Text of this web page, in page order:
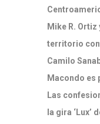
Mike R.
territorio
Camilo
Macondo es
Las
la gira ‘Lux’